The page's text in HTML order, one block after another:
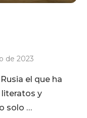
de 2023
el que ha
y
solo …